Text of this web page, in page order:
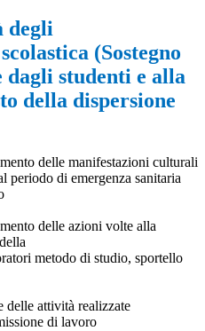
degli
(Sostegno
studenti e alla
della dispersione
delle manifestazioni culturali
periodo di emergenza sanitaria
delle azioni volte alla
metodo di studio, sportello
delle attività realizzate
di lavoro